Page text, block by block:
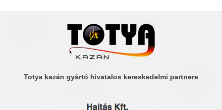
Totya kazán gyártó hivatalos kereskedelmi partnere